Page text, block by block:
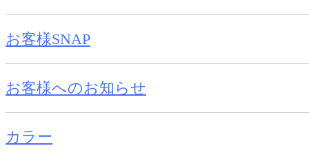
お客様SNAP
お客様へのお知らせ
カラー